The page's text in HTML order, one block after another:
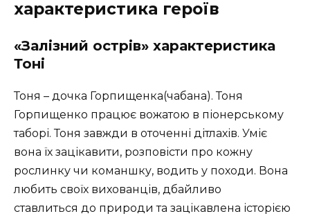
характеристика героїв
«Залізний острів» характеристика
Тоні
Тоня – дочка Горпищенка(чабана). Тоня
Горпищенко працює вожатою в піонерському
таборі. Тоня завжди в оточенні дітлахів. Уміє
вона їх зацікавити, розповісти про кожну
рослинку чи команшку, водить у походи. Вона
любить своїх вихованців, дбайливо
ставлиться до природи та зацікавлена історією